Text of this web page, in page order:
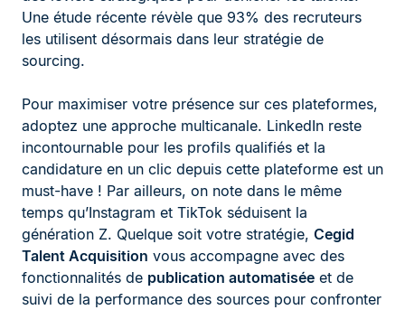
Une étude récente révèle que 93% des recruteurs
les utilisent désormais dans leur stratégie de
sourcing.
Pour maximiser votre présence sur ces plateformes,
adoptez une approche multicanale. LinkedIn reste
incontournable pour les profils qualifiés et la
candidature en un clic depuis cette plateforme est un
must-have ! Par ailleurs, on note dans le même
temps qu’Instagram et TikTok séduisent la
génération Z. Quelque soit votre stratégie, Cegid
Talent Acquisition vous accompagne avec des
fonctionnalités de publication automatisée et de
suivi de la performance des sources pour confronter